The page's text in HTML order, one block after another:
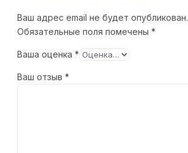
Ваш адрес email не будет опубликован.
Обязательные поля помечены *
Ваша оценка *
Ваш отзыв *